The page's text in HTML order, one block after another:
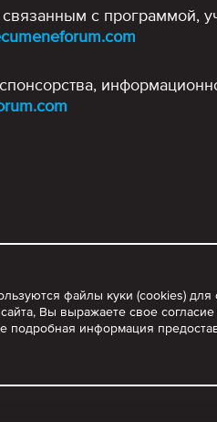
с программой,
файлы куки (cookies)
Вы выражаете свое
подробная информация